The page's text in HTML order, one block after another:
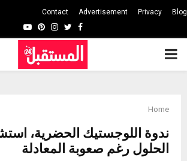
Blog
Privacy
Advertisement
Contact
Facebook
Twitter
Instagram
Pinterest
PRIMARY
Home
ندوة اللوجستيك الحضرية،
الحلول رغم صعوبة المعادلة